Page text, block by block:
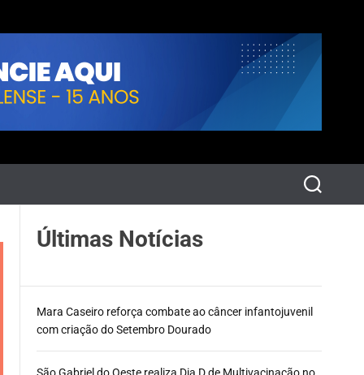
P
e
a
Últimas Notícias
Mara Caseiro reforça combate ao câncer infantojuvenil
com criação do Setembro Dourado